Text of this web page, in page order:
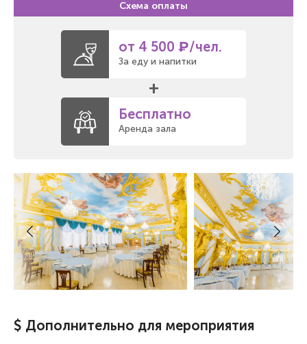
от 4 500 ₽/чел.
За еду и напитки
+
Бесплатно
Аренда зала
$ Дополнительно для мероприятия